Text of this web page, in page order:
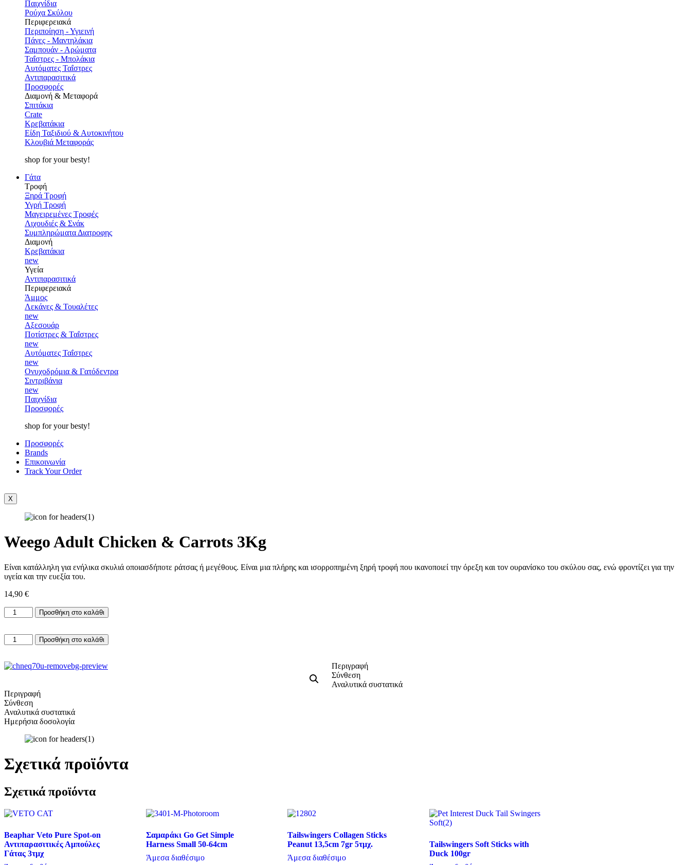
Παιχνίδια
Ρούχα Σκύλου
Περιφερειακά
Περιποίηση - Υγιεινή
Πάνες - Μαντηλάκια
Σαμπουάν - Αρώματα
Ταΐστρες - Μπολάκια
Αυτόματες Ταΐστρες
Αντιπαρασιτικά
Προσφορές
Διαμονή & Μεταφορά
Σπιτάκια
Crate
Κρεβατάκια
Είδη Ταξιδιού & Αυτοκινήτου
Κλουβιά Μεταφοράς
shop for your besty!
Γάτα
Τροφή
Ξηρά Τροφή
Υγρή Τροφή
Μαγειρεμένες Τροφές
Λιχουδιές & Σνάκ
Συμπληρώματα Διατροφης
Διαμονή
Κρεβατάκια
new
Υγεία
Αντιπαρασιτικά
Περιφερειακά
Άμμος
Λεκάνες & Τουαλέτες
new
Αξεσουάρ
Ποτίστρες & Ταΐστρες
new
Αυτόματες Ταΐστρες
new
Ονυχοδρόμια & Γατόδεντρα
Σιντριβάνια
new
Παιχνίδια
Προσφορές
shop for your besty!
Προσφορές
Brands
Επικοινωνία
Track Your Order
X
Weego Adult Chicken & Carrots 3Kg
Είναι κατάλληλη για ενήλικα σκυλιά οποιασδήποτε ράτσας ή μεγέθους. Είναι μια πλήρης και ισορροπημένη ξηρή τροφή που ικανοποιεί την όρεξη και τον ουρανίσκο του σκύλου σας, ενώ φροντίζει για την
υγεία και την ευεξία του.
14,90 €
Weego
Adult
Carrots
ποσότητα
Προσθήκη στο καλάθι
Weego
Adult
&
ποσότητα
Προσθήκη στο καλάθι
Περιγραφή
Σύνθεση
Αναλυτικά συστατικά
Περιγραφή
Σύνθεση
Αναλυτικά συστατικά
Ημερήσια δοσολογία
Σχετικά προϊόντα
Σχετικά προϊόντα
Beaphar Veto Pure Spot-on
Αντιπαρασιτικές Αμπούλες
Γάτας 3τμχ
Σαμαράκι Go Get Simple
Harness Small 50-64cm
Άμεσα διαθέσιμο
Tailswingers Collagen Sticks
Peanut 13,5cm 7gr 5τμχ.
Άμεσα διαθέσιμο
Tailswingers Soft Sticks with
Duck 100gr